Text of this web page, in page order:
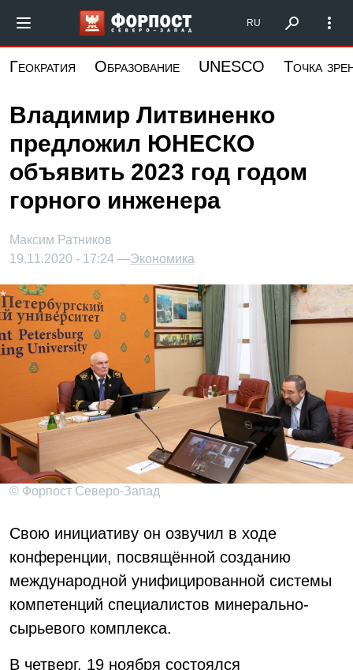
основному
Форпост Северо-Запад
RU
Геократия Образование UNESCO Точка
Владимир Литвиненко
предложил ЮНЕСКО
объявить 2023 год годом
горного инженера
Максим Ратников
19.11.2020 - 17:24 —Экономика
© Форпост Северо-Запад
Свою инициативу он озвучил в ходе
конференции, посвящённой созданию
международной унифицированной системы
компетенций специалистов минерально-
сырьевого комплекса.
В четверг, 19 ноября состоялся